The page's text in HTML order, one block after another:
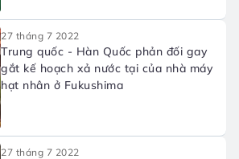
27 tháng 7 2022
Trung quốc - Hàn Quốc phản đối gay
gắt kế hoạch xả nước tại của nhà máy
hạt nhân ở Fukushima
27 tháng 7 2022